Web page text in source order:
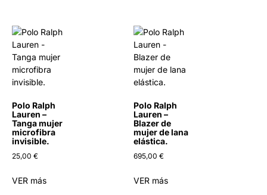
Polo Ralph
Lauren –
Tanga mujer
microfibra
invisible.
25,00 €
VER más
Polo Ralph
Lauren –
Blazer de
mujer de lana
elástica.
695,00 €
VER más